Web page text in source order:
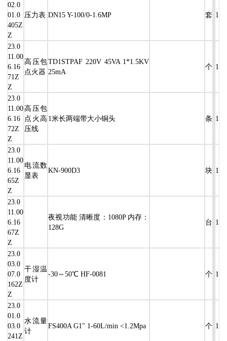
02.0
01.0
405Z
Z
压力表 DN15 Y-100/0-1.6MP 套 1
23.0
11.00
6.16
71Z
Z
高压包
点火器
TD1STPAF 220V 45VA 1*1.5KV
25mA
个 1
23.0
11.00
6.16
72Z
Z
高压包
点火高
压线
1米长两端带大小铜头 条 1
23.0
11.00
6.16
65Z
Z
电流数
显表
KN-900D3 块 1
23.0
11.00
6.16
67Z
Z
夜视功能 清晰度：1080P 内存：
128G
台 1
23.0
03.0
07.0
162Z
Z
干湿温
度计
-30～50℃ HF-0081 个 1
23.0
01.0
03.0
241Z
水流量
计
FS400A G1" 1-60L/min <1.2Mpa 个 1